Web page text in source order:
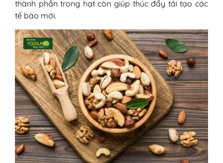
thành phần trong hạt còn giúp thúc đẩy tái tạo các
tế bào mới.